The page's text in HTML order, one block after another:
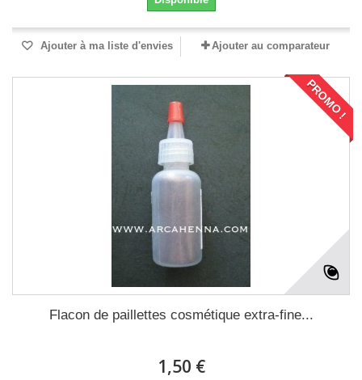
Ajouter à ma liste d'envies Ajouter au comparateur
PROMO !
Flacon de paillettes cosmétique extra-fine...
1,50 €